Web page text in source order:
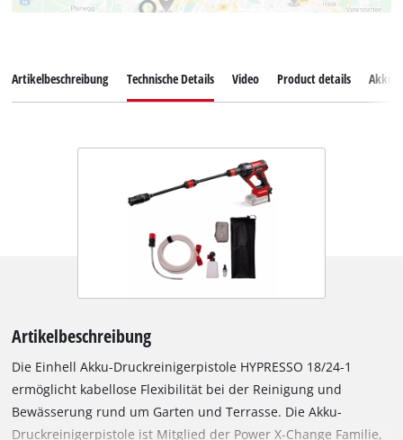
Artikelbeschreibung Technische Details Video Product details
Artikelbeschreibung
Die Einhell Akku-Druckreinigerpistole HYPRESSO 18/24-1
ermöglicht kabellose Flexibilität bei der Reinigung und
Bewässerung rund um Garten und Terrasse. Die Akku-
Druckreinigerpistole ist Mitglied der Power X-Change Familie,